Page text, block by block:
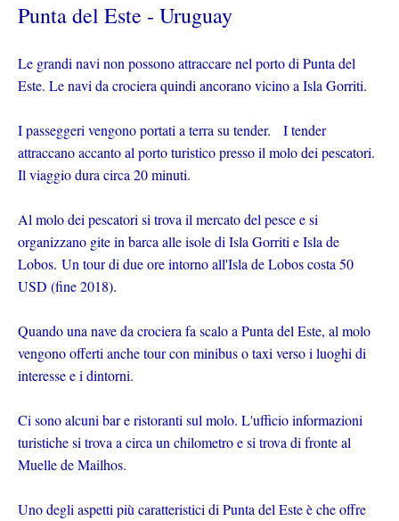
Punta del Este - Uruguay
Le grandi navi non possono attraccare nel porto di Punta del
Este. Le navi da crociera quindi ancorano vicino a Isla Gorriti.
I passeggeri vengono portati a terra su tender. I tender
attraccano accanto al porto turistico presso il molo dei pescatori.
Il viaggio dura circa 20 minuti.
Al molo dei pescatori si trova il mercato del pesce e si
organizzano gite in barca alle isole di Isla Gorriti e Isla de
Lobos. Un tour di due ore intorno all'Isla de Lobos costa 50
USD (fine 2018).
Quando una nave da crociera fa scalo a Punta del Este, al molo
vengono offerti anche tour con minibus o taxi verso i luoghi di
interesse e i dintorni.
Ci sono alcuni bar e ristoranti sul molo. L'ufficio informazioni
turistiche si trova a circa un chilometro e si trova di fronte al
Muelle de Mailhos.
Uno degli aspetti più caratteristici di Punta del Este è che offre